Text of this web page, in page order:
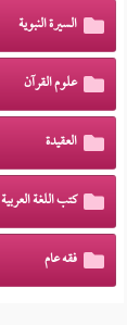
السيرة النبوية
علوم القرآن
العقيدة
كتب اللغة العربية
فقه عام